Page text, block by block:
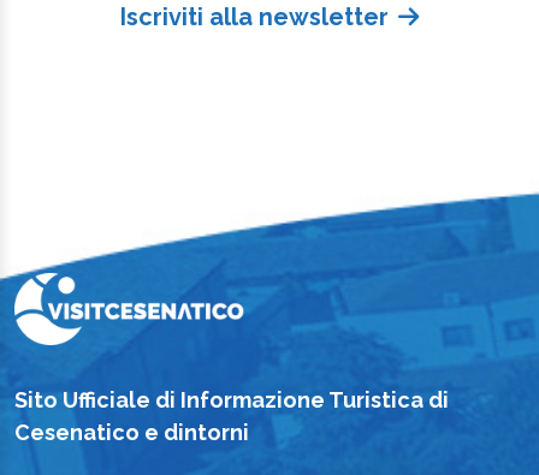
Iscriviti alla newsletter
Sito Ufficiale di Informazione Turistica di
Cesenatico e dintorni